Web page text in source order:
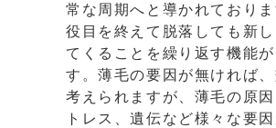
常な周期へと導かれておりま
役目を終えて脱落しても新
てくることを繰り返す機能
す。薄毛の要因が無ければ
考えられますが、薄毛の原
トレス、遺伝など様々な要